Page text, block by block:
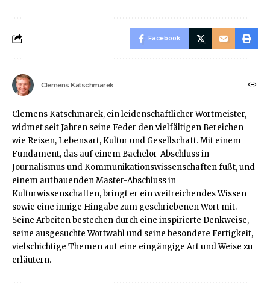
Facebook
Clemens Katschmarek
Clemens Katschmarek, ein leidenschaftlicher Wortmeister,
widmet seit Jahren seine Feder den vielfältigen Bereichen
wie Reisen, Lebensart, Kultur und Gesellschaft. Mit einem
Fundament, das auf einem Bachelor-Abschluss in
Journalismus und Kommunikationswissenschaften fußt, und
einem aufbauenden Master-Abschluss in
Kulturwissenschaften, bringt er ein weitreichendes Wissen
sowie eine innige Hingabe zum geschriebenen Wort mit.
Seine Arbeiten bestechen durch eine inspirierte Denkweise,
seine ausgesuchte Wortwahl und seine besondere Fertigkeit,
vielschichtige Themen auf eine eingängige Art und Weise zu
erläutern.